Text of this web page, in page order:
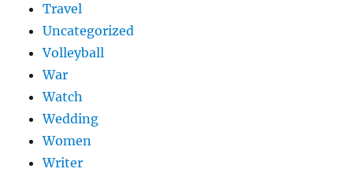
Travel
Uncategorized
Volleyball
War
Watch
Wedding
Women
Writer